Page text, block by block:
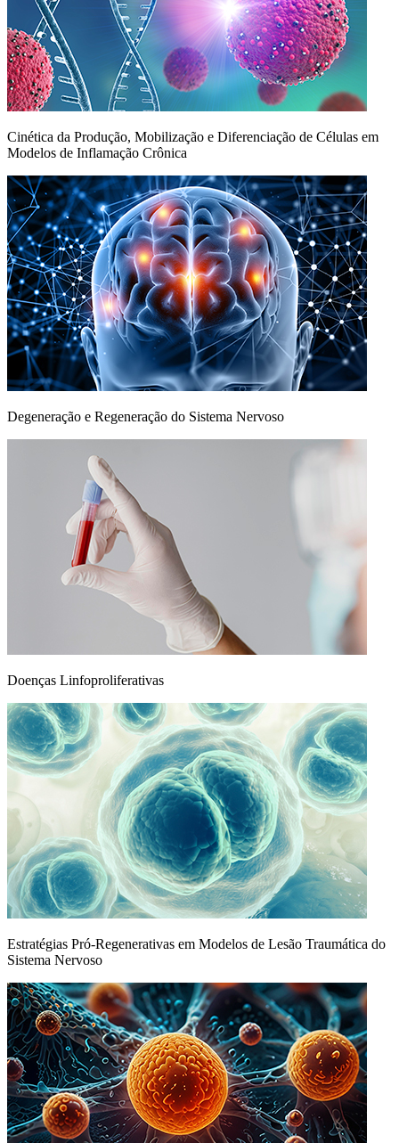
Cinética da Produção, Mobilização e Diferenciação de Células em
Modelos de Inflamação Crônica
Degeneração e Regeneração do Sistema Nervoso
Doenças Linfoproliferativas
Estratégias Pró-Regenerativas em Modelos de Lesão Traumática do
Sistema Nervoso